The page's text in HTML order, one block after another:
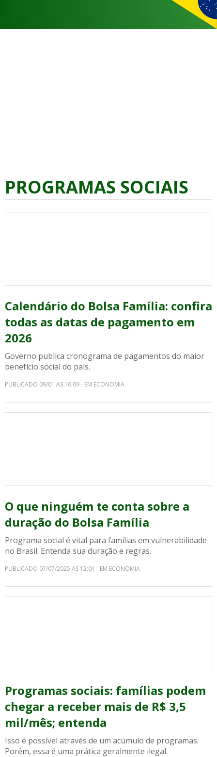
PROGRAMAS SOCIAIS
Calendário do Bolsa Família: confira
todas as datas de pagamento em
2026
Governo publica cronograma de pagamentos do maior
benefício social do país.
PUBLICADO 09/01 AS 16:09 - EM ECONOMIA
O que ninguém te conta sobre a
duração do Bolsa Família
Programa social é vital para famílias em vulnerabilidade
no Brasil. Entenda sua duração e regras.
PUBLICADO 07/07/2025 AS 12:01 - EM ECONOMIA
Programas sociais: famílias podem
chegar a receber mais de R$ 3,5
mil/mês; entenda
Isso é possível através de um acúmulo de programas.
Porém, essa é uma prática geralmente ilegal.